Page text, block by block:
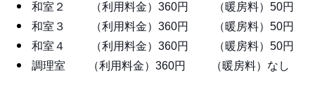
和室２ （利用料金）360円 （暖房料）50円
和室３ （利用料金）360円 （暖房料）50円
和室４ （利用料金）360円 （暖房料）50円
調理室 （利用料金）360円 （暖房料）なし